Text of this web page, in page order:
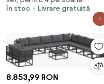
Aluminiu
În stoc
Livrare gratuită
8.853,99 RON